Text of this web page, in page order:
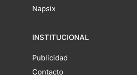
Napsix
INSTITUCIONAL
Publicidad
Contacto